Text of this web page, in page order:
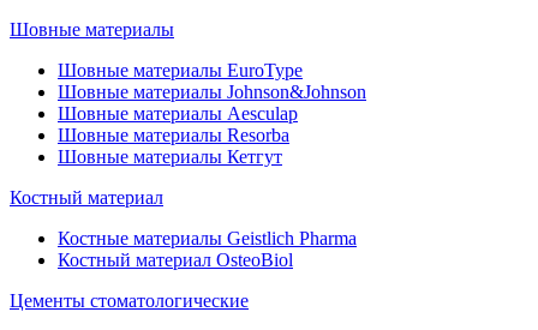
Шовные материалы
Шовные материалы EuroType
Шовные материалы Johnson&Johnson
Шовные материалы Aesculap
Шовные материалы Resorba
Шовные материалы Кетгут
Костный материал
Костные материалы Geistlich Pharma
Костный материал OsteoBiol
Цементы стоматологические